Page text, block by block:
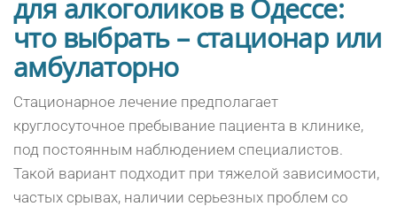
для алкоголиков в Одессе:
что выбрать – стационар или
амбулаторно
Стационарное лечение предполагает
круглосуточное пребывание пациента в клинике,
под постоянным наблюдением специалистов.
Такой вариант подходит при тяжелой зависимости,
частых срывах, наличии серьезных проблем со